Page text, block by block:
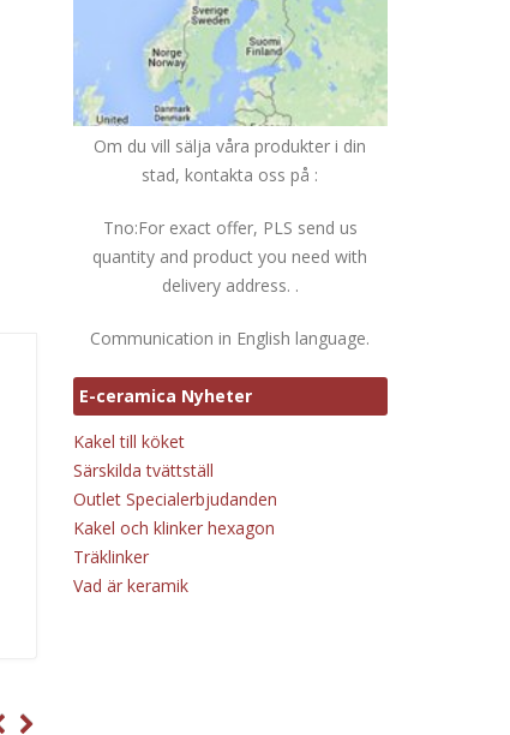
Om du vill sälja våra produkter i din
stad, kontakta oss på :
Tno:For exact offer, PLS send us
quantity and product you need with
delivery address. .
Communication in English language.
E-ceramica Nyheter
Kakel till köket
Särskilda tvättställ
Outlet Specialerbjudanden
Kakel och klinker hexagon
Träklinker
Vad är keramik